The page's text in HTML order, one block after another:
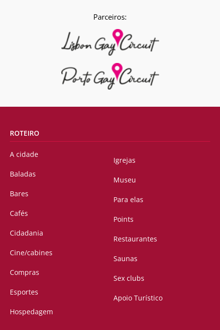
Parceiros:
ROTEIRO
A cidade
Baladas
Bares
Cafés
Cidadania
Cine/cabines
Compras
Esportes
Hospedagem
Igrejas
Museu
Para elas
Points
Restaurantes
Saunas
Sex clubs
Apoio Turístico